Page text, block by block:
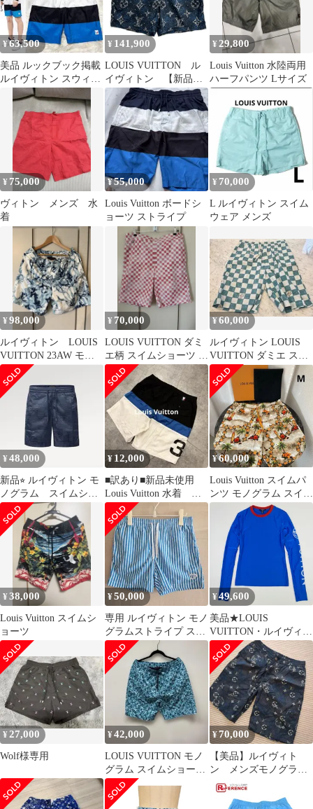
ショーツ Lサイズ
RM232Q OSJ HJW52W
47845
¥63,500
美品 ルックブック掲載
ルイヴィトン スウィム
パンツ ショーツ 水着
¥ 141,900
LOUIS VUITTON ル
イヴィトン 【新品同
様/国内正規/25年製】
RM252MM UYB
HTW01W モノグラム
スイムショーツ L
¥ 29,800
Louis Vuitton 水陸両用
ハーフパンツ Lサイズ
¥ 75,000
ヴィトン メンズ 水
着
¥55,000
Louis Vuitton ボードシ
ョーツ ストライプ
¥ 70,000
L ルイヴィトン スイム
ウェア メンズ
¥98,000
ルイヴィトン LOUIS
VUITTON 23AW モノ
グラム 水着 XS
¥ 70,000
LOUIS VUITTON ダミ
エ柄 スイムショーツ M
サイズ
¥60,000
ルイヴィトン LOUIS
VUITTON ダミエ スト
ライプ /水着
¥48,000
新品⭐︎ ルイヴィトン モ
ノグラム スイムショ
ーツ 水着 ハーフパン
ツ
¥ 12,000
■訳あり■新品未使用
Louis Vuitton 水着 タ
グ付き
¥60,000
Louis Vuitton スイムパ
ンツ モノグラム スイム
ショーツ ショートパン
ツ RM242MM LBF
HRW01W Mサイズ
¥38,000
Louis Vuitton スイムシ
ョーツ
¥50,000
専用 ルイヴィトン モノ
グラムストライプ スイ
ムウェア 海水パンツ
¥49,600
美品★LOUIS
VUITTON・ルイヴィト
ン LV ブランドロゴデ
ザイン ストレッチビス
コース ジャージ地 ロン
グスリーブTシャツ ア
クティブウェア ラッシ
ュガード ユニセックス
(XS) ブランド イタリア
製 ブルー メンズ レデ
ィース
¥ 27,000
Wolf様専用
¥42,000
LOUIS VUITTON モノ
グラム スイムショーツ
ブルー L
¥70,000
【美品】ルイヴィト
ン メンズモノグラム
スイムショーツ 水着